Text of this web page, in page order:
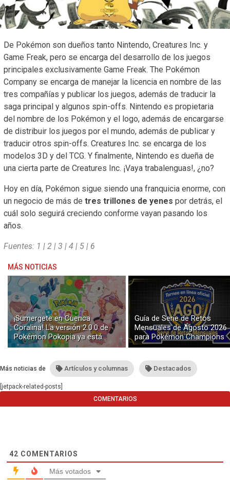
De Pokémon son dueños tanto Nintendo, Creatures Inc. y
Game Freak, pero se encarga del desarrollo de los juegos
principales exclusivamente Game Freak. The Pokémon
Company se encarga de manejar la licencia en nombre de las
tres compañías y publicar los juegos, además de traducir la
saga principal y algunos spin-offs. Nintendo es propietaria
del nombre de los Pokémon y el logo, además de encargarse
de distribuir los juegos por el mundo, además de publicar y
traducir otros spin-offs. Creatures Inc. se encarga de los
modelos 3D y del TCG. Y finalmente, Nintendo es dueña de
una cierta parte de Creatures Inc. ¡Vaya trabalenguas!, ¿no?
Hoy en día, Pokémon sigue siendo una franquicia enorme, con
un negocio de más de tres trillones de yenes por detrás, el
cuál solo seguirá creciendo conforme vayan pasando los
años.
Fuentes: 1 | 2 | 3 | 4 | 5 | 6
MÁS NOTICIAS
¡Sumergete en Cuenca
Coralina! La versión 2.0.0 de
Pokémon Pokopia ya está
disponible con buceo y
Guía de Serie de Retos
Mensuales de Agosto 2026
para Pokémon Champions
Más noticias de Artículos y columnas Destacados
[jetpack-related-posts]
COMENTARIOS
42 COMENTARIOS
Más votados